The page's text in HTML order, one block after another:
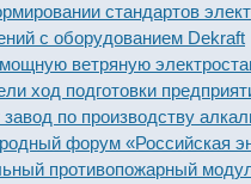
стандартов
оборудованием Dekraft
ветряную
подготовки предприятий
по производству
форум «Российская
противопожарный модуль